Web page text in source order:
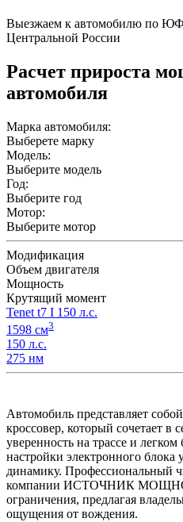
Выезжаем к автомобилю по
Центральной России
Расчет прироста
автомобиля
Марка автомобиля:
Выберете марку
Модель:
Выберите модель
Год:
Выберите год
Мотор:
Выберите мотор
Модификация
Объем двигателя
Мощность
Крутящий момент
Tenet t7 I 150 л.с.
1598 см3
150 л.с.
275 нм
Автомобиль представляет
кроссовер, который сочетает в
уверенность на трассе и
настройки электронного блока
динамику. Профессиональный
компании ИСТОЧНИК
ограничения, предлагая
ощущения от вождения.